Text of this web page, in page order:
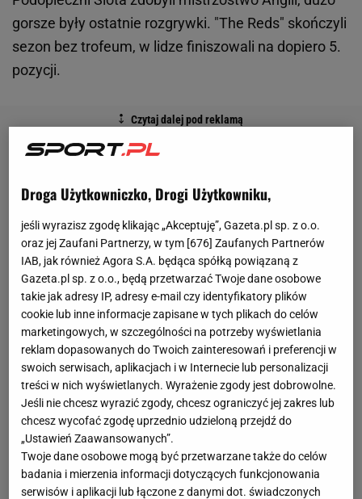
gorsze były ostatnie rozgrywki. "The Reds" skończyli
sezon bez trofeum, w lidze finiszowali na dopiero 5.
pozycji.
Droga Użytkowniczko, Drogi Użytkowniku,
jeśli wyrazisz zgodę klikając „Akceptuję”, Gazeta.pl sp. z o.o.
oraz jej Zaufani Partnerzy, w tym [676] Zaufanych Partnerów
IAB, jak również Agora S.A. będąca spółką powiązaną z
Gazeta.pl sp. z o.o., będą przetwarzać Twoje dane osobowe
takie jak adresy IP, adresy e-mail czy identyfikatory plików
cookie lub inne informacje zapisane w tych plikach do celów
marketingowych, w szczególności na potrzeby wyświetlania
reklam dopasowanych do Twoich zainteresowań i preferencji w
swoich serwisach, aplikacjach i w Internecie lub personalizacji
treści w nich wyświetlanych. Wyrażenie zgody jest dobrowolne.
Jeśli nie chcesz wyrazić zgody, chcesz ograniczyć jej zakres lub
chcesz wycofać zgodę uprzednio udzieloną przejdź do
„Ustawień Zaawansowanych”.
Twoje dane osobowe mogą być przetwarzane także do celów
badania i mierzenia informacji dotyczących funkcjonowania
serwisów i aplikacji lub łączone z danymi dot. świadczonych